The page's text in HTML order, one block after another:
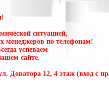
ситуацией,
менеджеров по телефонам!
успеваем
сайте.
Доватора 12, 4 этаж (вход с